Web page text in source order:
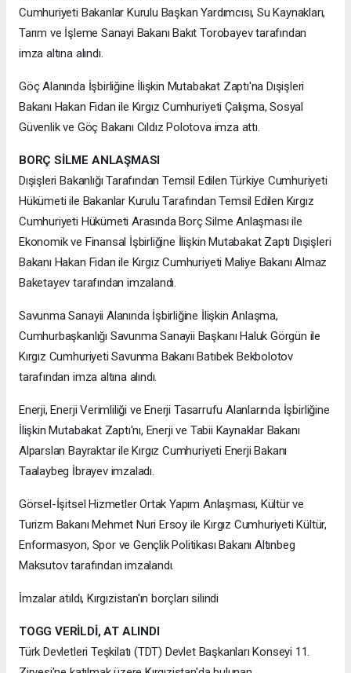
Cumhuriyeti Bakanlar Kurulu Başkan Yardımcısı, Su Kaynakları,
Tarım ve İşleme Sanayi Bakanı Bakıt Torobayev tarafından
imza altına alındı.
Göç Alanında İşbirliğine İlişkin Mutabakat Zaptı'na Dışişleri
Bakanı Hakan Fidan ile Kırgız Cumhuriyeti Çalışma, Sosyal
Güvenlik ve Göç Bakanı Cıldız Polotova imza attı.
BORÇ SİLME ANLAŞMASI
Dışişleri Bakanlığı Tarafından Temsil Edilen Türkiye Cumhuriyeti
Hükümeti ile Bakanlar Kurulu Tarafından Temsil Edilen Kırgız
Cumhuriyeti Hükümeti Arasında Borç Silme Anlaşması ile
Ekonomik ve Finansal İşbirliğine İlişkin Mutabakat Zaptı Dışişleri
Bakanı Hakan Fidan ile Kırgız Cumhuriyeti Maliye Bakanı Almaz
Baketayev tarafından imzalandı.
Savunma Sanayii Alanında İşbirliğine İlişkin Anlaşma,
Cumhurbaşkanlığı Savunma Sanayii Başkanı Haluk Görgün ile
Kırgız Cumhuriyeti Savunma Bakanı Batıbek Bekbolotov
tarafından imza altına alındı.
Enerji, Enerji Verimliliği ve Enerji Tasarrufu Alanlarında İşbirliğine
İlişkin Mutabakat Zaptı'nı, Enerji ve Tabii Kaynaklar Bakanı
Alparslan Bayraktar ile Kırgız Cumhuriyeti Enerji Bakanı
Taalaybeg İbrayev imzaladı.
Görsel-İşitsel Hizmetler Ortak Yapım Anlaşması, Kültür ve
Turizm Bakanı Mehmet Nuri Ersoy ile Kırgız Cumhuriyeti Kültür,
Enformasyon, Spor ve Gençlik Politikası Bakanı Altınbeg
Maksutov tarafından imzalandı.
İmzalar atıldı, Kırgızistan'ın borçları silindi
TOGG VERİLDİ, AT ALINDI
Türk Devletleri Teşkilatı (TDT) Devlet Başkanları Konseyi 11.